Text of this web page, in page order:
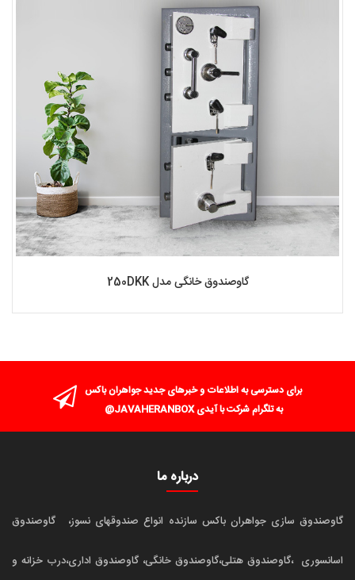
گاوصندوق خانگی مدل 250DKK
برای دسترسی به اطلاعات و خبرهای جدید جواهران باکس
به تلگرام شرکت با آیدی JAVAHERANBOX@
درباره ما
گاوصندوق سازی جواهران باکس سازنده انواع صندوقهای نسوز، گاوصندوق
اسانسوری ،گاوصندوق هتلی،گاوصندوق خانگی، گاوصندوق اداری،درب خزانه و